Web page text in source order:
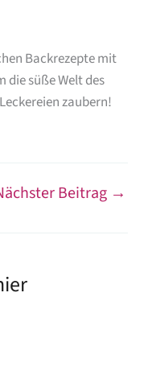
Backrezepte mit
die süße Welt des
zaubern!
Beitrag →